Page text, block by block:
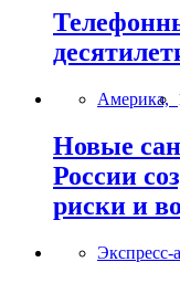
Америка,
Новые
России
риски и
Экспресс-